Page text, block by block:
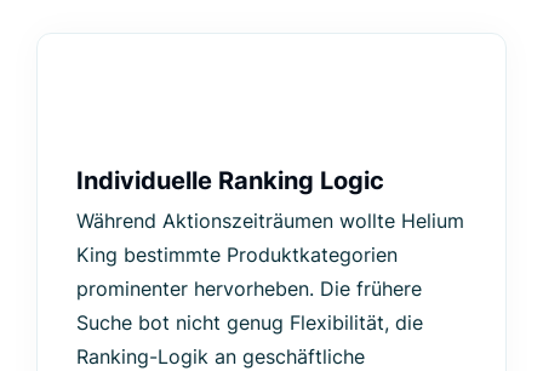
Individuelle Ranking Logic
Während Aktionszeiträumen wollte Helium
King bestimmte Produktkategorien
prominenter hervorheben. Die frühere
Suche bot nicht genug Flexibilität, die
Ranking-Logik an geschäftliche